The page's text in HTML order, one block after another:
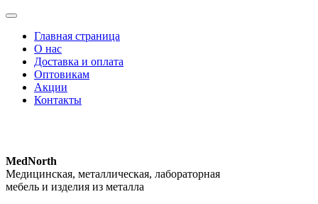
Главная страница
О нас
Доставка и оплата
Оптовикам
Акции
Контакты
MedNorth
Медицинская, металлическая, лабораторная
мебель и изделия из металла